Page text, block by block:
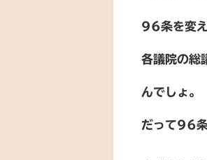
96条を変え
各議院の総
んでしょ。
だって96条